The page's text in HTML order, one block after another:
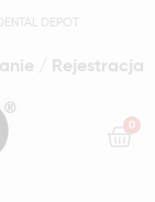
DEPOT
/ Rejestracja